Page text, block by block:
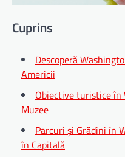
Cuprins
Descoperă
Americii
Obiective turistice în
Muzee
Parcuri și Grădini în
în Capitală